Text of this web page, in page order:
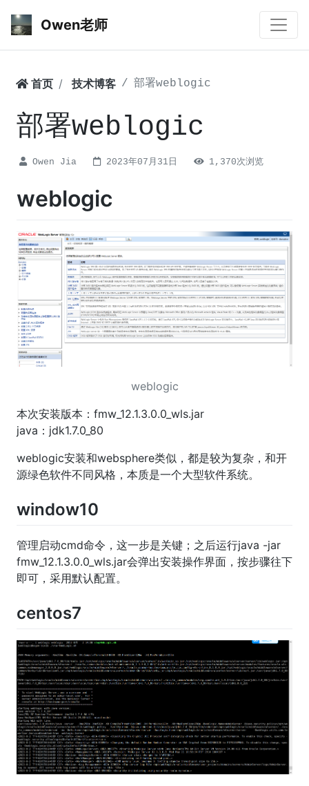
Owen老师
首页 技术博客 部署weblogic
部署weblogic
Owen Jia 2023年07月31日 1,370次浏览
weblogic
weblogic
本次安装版本：fmw_12.1.3.0.0_wls.jar
java：jdk1.7.0_80
weblogic安装和websphere类似，都是较为复杂，和开
源绿色软件不同风格，本质是一个大型软件系统。
window10
管理启动cmd命令，这一步是关键；之后运行java -jar
fmw_12.1.3.0.0_wls.jar会弹出安装操作界面，按步骤往下
即可，采用默认配置。
centos7